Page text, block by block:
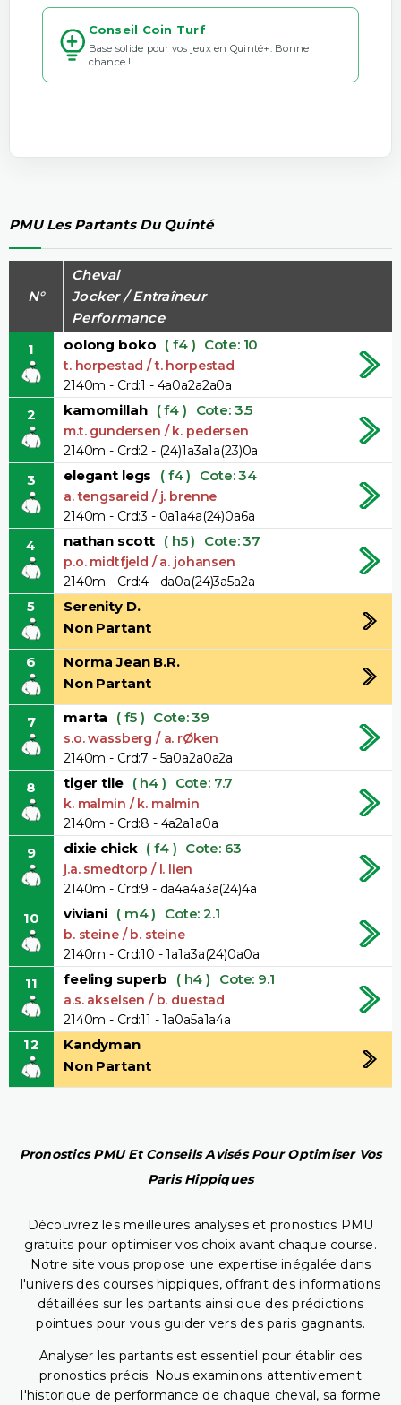
Conseil Coin Turf
Base solide pour vos jeux en Quinté+. Bonne
chance !
PMU Les Partants Du Quinté
N°
Cheval
Jocker / Entraîneur
Performance
1
oolong boko ( f4 ) Cote: 10
t. horpestad / t. horpestad
2140m - Crd:1 - 4a0a2a2a0a
2 kamomillah ( f4 ) Cote: 3.5
m.t. gundersen / k. pedersen
2140m - Crd:2 - (24)1a3a1a(23)0a
3 elegant legs ( f4 ) Cote: 34
a. tengsareid / j. brenne
2140m - Crd:3 - 0a1a4a(24)0a6a
4 nathan scott ( h5 ) Cote: 37
p.o. midtfjeld / a. johansen
2140m - Crd:4 - da0a(24)3a5a2a
5
Serenity D.
Non Partant
6
Norma Jean B.r.
Non Partant
7 marta ( f5 ) Cote: 39
s.o. wassberg / a. rØken
2140m - Crd:7 - 5a0a2a0a2a
8 tiger tile ( h4 ) Cote: 7.7
k. malmin / k. malmin
2140m - Crd:8 - 4a2a1a0a
9 dixie chick ( f4 ) Cote: 63
j.a. smedtorp / l. lien
2140m - Crd:9 - da4a4a3a(24)4a
10 viviani ( m4 ) Cote: 2.1
b. steine / b. steine
2140m - Crd:10 - 1a1a3a(24)0a0a
11 feeling superb ( h4 ) Cote: 9.1
a.s. akselsen / b. duestad
2140m - Crd:11 - 1a0a5a1a4a
12
Kandyman
Non Partant
Pronostics PMU Et Conseils Avisés Pour Optimiser Vos
Paris Hippiques
Découvrez les meilleures analyses et pronostics PMU
gratuits pour optimiser vos choix avant chaque course.
Notre site vous propose une expertise inégalée dans
l'univers des courses hippiques, offrant des informations
détaillées sur les partants ainsi que des prédictions
pointues pour vous guider vers des paris gagnants.
Analyser les partants est essentiel pour établir des
pronostics précis. Nous examinons attentivement
l'historique de performance de chaque cheval, sa forme